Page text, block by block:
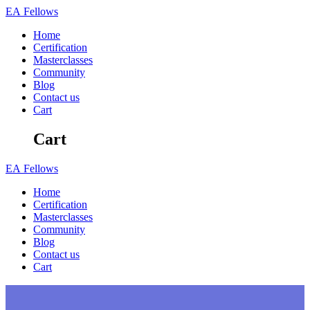
Skip
content
EA Fellows
Home
Certification
Masterclasses
Community
Blog
Contact us
Cart
Cart
EA Fellows
Home
Certification
Masterclasses
Community
Blog
Contact us
Cart